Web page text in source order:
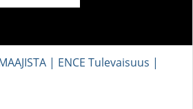
| ENCE Tulevaisuus |